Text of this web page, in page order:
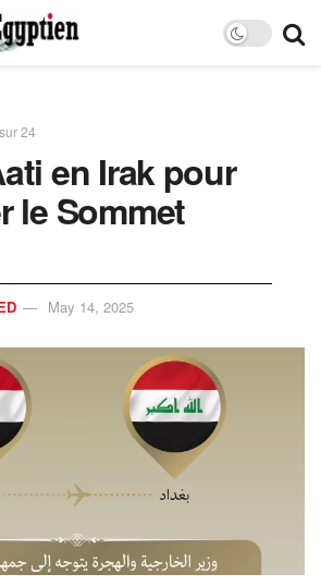
24
en Irak pour
le Sommet
May 14, 2025